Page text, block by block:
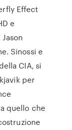
Effect
e
Sinossi e
CIA, si
per
quello che